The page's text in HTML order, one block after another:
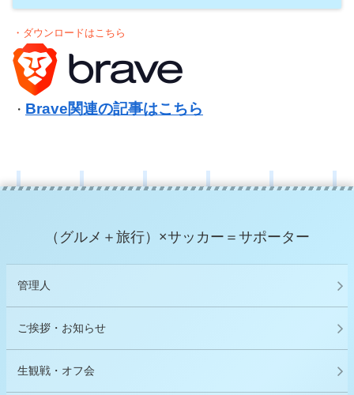
・ダウンロードはこちら
・ Brave関連の記事はこちら
（グルメ＋旅行）×サッカー＝サポーター
管理人
ご挨拶・お知らせ
生観戦・オフ会